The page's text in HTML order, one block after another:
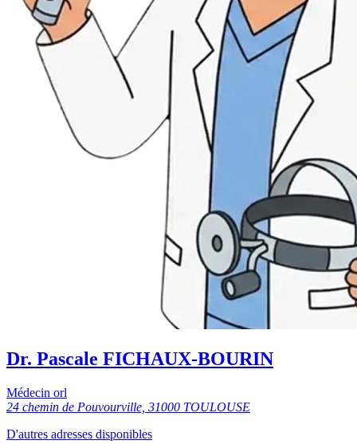
Dr. Pascale FICHAUX-BOURIN
Médecin orl
24 chemin de Pouvourville, 31000 TOULOUSE
D'autres adresses disponibles